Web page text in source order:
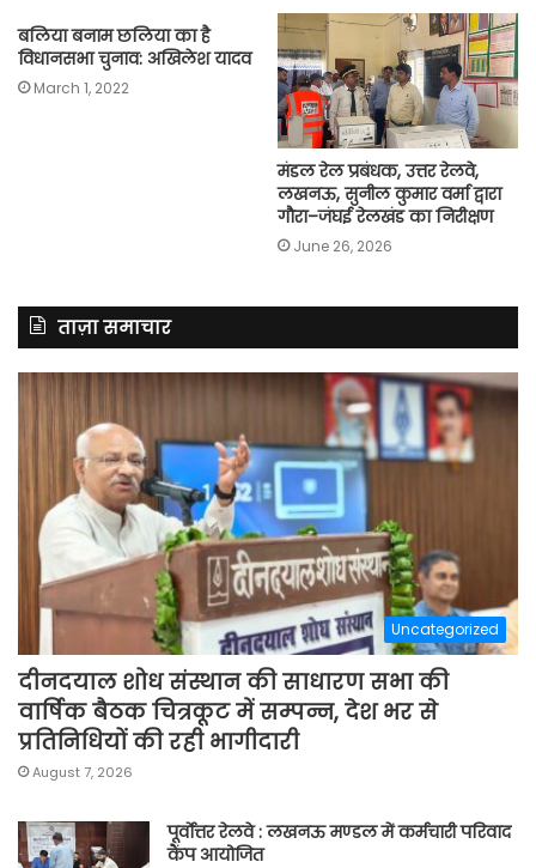
बलिया बनाम छलिया का है
विधानसभा चुनाव: अखिलेश यादव
March 1, 2022
मंडल रेल प्रबंधक, उत्तर रेलवे,
लखनऊ, सुनील कुमार वर्मा द्वारा
गौरा–जंघई रेलखंड का निरीक्षण
June 26, 2026
ताज़ा समाचार
Uncategorized
दीनदयाल शोध संस्थान की साधारण सभा की
वार्षिक बैठक चित्रकूट में सम्पन्न, देश भर से
प्रतिनिधियों की रही भागीदारी
August 7, 2026
पूर्वाेत्तर रेलवे : लखनऊ मण्डल में कर्मचारी परिवाद
कैंप आयोजित